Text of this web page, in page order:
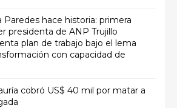
Paredes hace historia: primera
presidenta de ANP Trujillo
plan de trabajo bajo el lema
con capacidad de
cobró US$ 40 mil por matar a